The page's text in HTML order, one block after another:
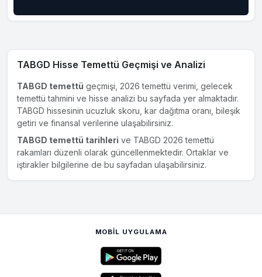
TABGD Hisse Temettü Geçmişi ve Analizi
TABGD temettü geçmişi, 2026 temettü verimi, gelecek
temettü tahmini ve hisse analizi bu sayfada yer almaktadır.
TABGD hissesinin ucuzluk skoru, kar dağıtma oranı, bileşik
getiri ve finansal verilerine ulaşabilirsiniz.
TABGD temettü tarihleri ve TABGD 2026 temettü
rakamları düzenli olarak güncellenmektedir. Ortaklar ve
iştirakler bilgilerine de bu sayfadan ulaşabilirsiniz.
MOBIL UYGULAMA